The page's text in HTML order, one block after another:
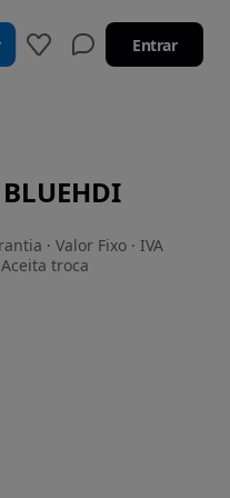
Entrar
· Valor Fixo · IVA
troca